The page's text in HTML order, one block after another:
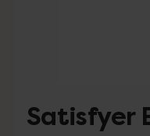
Satisfyer